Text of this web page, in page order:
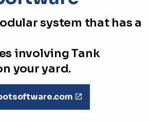
system that has a
involving Tank
your yard.